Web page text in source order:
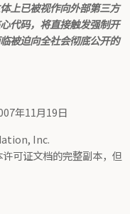
上已被视作向外部第三方
代码，将直接触发强制开
被迫向全社会彻底公开的
年11月19日
Inc.
可证文档的完整副本，但